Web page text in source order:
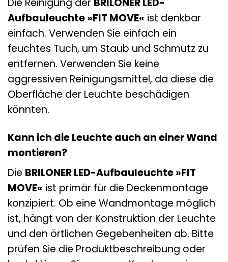
Aufbauleuchte »FIT MOVE« ist denkbar
einfach. Verwenden Sie einfach ein
feuchtes Tuch, um Staub und Schmutz zu
entfernen. Verwenden Sie keine
aggressiven Reinigungsmittel, da diese die
Oberfläche der Leuchte beschädigen
könnten.
Kann ich die Leuchte auch an einer Wand
montieren?
Die BRILONER LED-Aufbauleuchte »FIT
MOVE« ist primär für die Deckenmontage
konzipiert. Ob eine Wandmontage möglich
ist, hängt von der Konstruktion der Leuchte
und den örtlichen Gegebenheiten ab. Bitte
prüfen Sie die Produktbeschreibung oder